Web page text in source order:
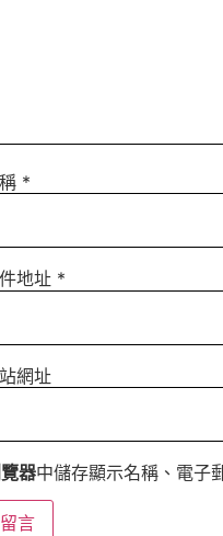
*
地址 *
網址
器中儲存顯示名稱、電子